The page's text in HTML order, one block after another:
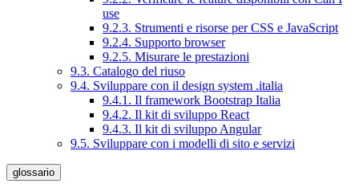
use
9.2.3. Strumenti e risorse per CSS e JavaScript
9.2.4. Supporto browser
9.2.5. Misurare le prestazioni
9.3. Catalogo del riuso
9.4. Sviluppare con il design system .italia
9.4.1. Il framework Bootstrap Italia
9.4.2. Il kit di sviluppo React
9.4.3. Il kit di sviluppo Angular
9.5. Sviluppare con i modelli di sito e servizi
glossario